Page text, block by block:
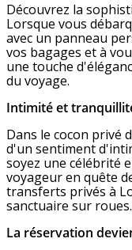
Découvrez la
Lorsque vous
avec un panneau
vos bagages et à
une touche
du voyage.
Intimité et
Dans le cocon privé
d'un sentiment
soyez une célébrité
voyageur en quête
transferts privés à
sanctuaire sur roues.
La réservation